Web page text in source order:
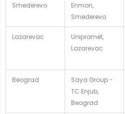
Smederevo
Enmon,
Smederevo
Lazarevac
Unipromet,
Lazarevac
Beograd
Saya Group -
TC Enjub,
Beograd